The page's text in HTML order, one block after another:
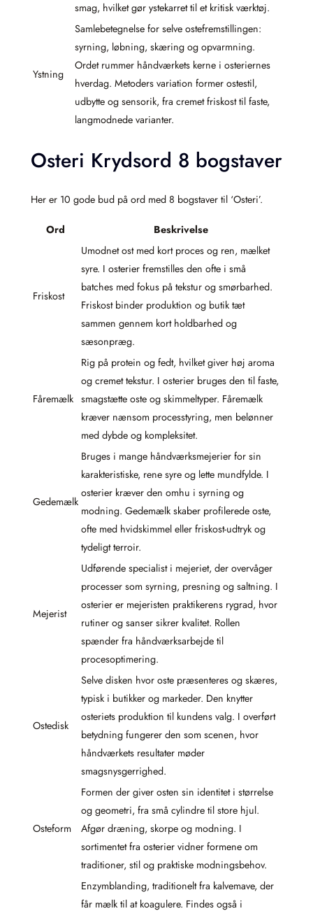
smag, hvilket gør ystekarret til et kritisk værktøj.
Ystning
Samlebetegnelse for selve ostefremstillingen:
syrning, løbning, skæring og opvarmning.
Ordet rummer håndværkets kerne i osteriernes
hverdag. Metoders variation former ostestil,
udbytte og sensorik, fra cremet friskost til faste,
langmodnede varianter.
Osteri Krydsord 8 bogstaver
Her er 10 gode bud på ord med 8 bogstaver til ‘Osteri’.
Ord Beskrivelse
Friskost
Umodnet ost med kort proces og ren, mælket
syre. I osterier fremstilles den ofte i små
batches med fokus på tekstur og smørbarhed.
Friskost binder produktion og butik tæt
sammen gennem kort holdbarhed og
sæsonpræg.
Fåremælk
Rig på protein og fedt, hvilket giver høj aroma
og cremet tekstur. I osterier bruges den til faste,
smagstætte oste og skimmeltyper. Fåremælk
kræver nænsom processtyring, men belønner
med dybde og kompleksitet.
Gedemælk
Bruges i mange håndværksmejerier for sin
karakteristiske, rene syre og lette mundfylde. I
osterier kræver den omhu i syrning og
modning. Gedemælk skaber profilerede oste,
ofte med hvidskimmel eller friskost-udtryk og
tydeligt terroir.
Mejerist
Udførende specialist i mejeriet, der overvåger
processer som syrning, presning og saltning. I
osterier er mejeristen praktikerens rygrad, hvor
rutiner og sanser sikrer kvalitet. Rollen
spænder fra håndværksarbejde til
procesoptimering.
Ostedisk
Selve disken hvor oste præsenteres og skæres,
typisk i butikker og markeder. Den knytter
osteriets produktion til kundens valg. I overført
betydning fungerer den som scenen, hvor
håndværkets resultater møder
smagsnysgerrighed.
Osteform
Formen der giver osten sin identitet i størrelse
og geometri, fra små cylindre til store hjul.
Afgør dræning, skorpe og modning. I
sortimentet fra osterier vidner formene om
traditioner, stil og praktiske modningsbehov.
Enzymblanding, traditionelt fra kalvemave, der
får mælk til at koagulere. Findes også i